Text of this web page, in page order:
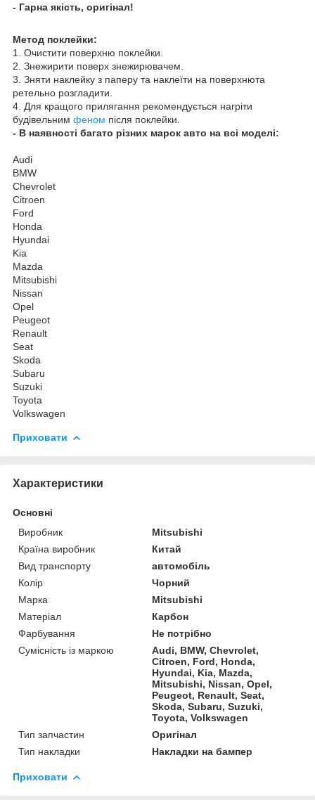
- Гарна якість, оригінал!
Метод поклейки:
1. Очистити поверхню поклейки.
2. Знежирити поверх знежирювачем.
3. Зняти наклейку з паперу та наклеїти на поверхнюта
ретельно розгладити.
4. Для кращого прилягання рекомендується нагріти
будівельним феном після поклейки.
- В наявності багато різних марок авто на всі моделі:
Audi
BMW
Chevrolet
Citroen
Ford
Honda
Hyundai
Kia
Mazda
Mitsubishi
Nissan
Opel
Peugeot
Renault
Seat
Skoda
Subaru
Suzuki
Toyota
Volkswagen
Приховати
Характеристики
Основні
Виробник
Mitsubishi
Країна виробник
Китай
Вид транспорту
автомобіль
Колір
Чорний
Марка
Mitsubishi
Матеріал
Карбон
Фарбування
Не потрібно
Сумісність із маркою
Audi, BMW, Chevrolet,
Citroen, Ford, Honda,
Hyundai, Kia, Mazda,
Mitsubishi, Nissan, Opel,
Peugeot, Renault, Seat,
Skoda, Subaru, Suzuki,
Toyota, Volkswagen
Тип запчастин
Оригінал
Тип накладки
Накладки на бампер
Приховати